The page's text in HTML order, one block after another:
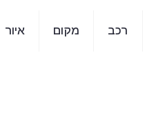
רכב מקום איור